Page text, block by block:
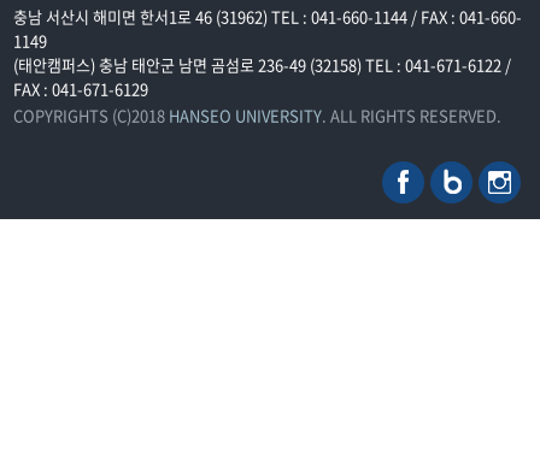
충남 서산시 해미면 한서1로 46 (31962) TEL : 041-660-1144 / FAX : 041-660-
1149
(태안캠퍼스) 충남 태안군 남면 곰섬로 236-49 (32158) TEL : 041-671-6122 /
FAX : 041-671-6129
COPYRIGHTS (C)2018 HANSEO UNIVERSITY. ALL RIGHTS RESERVED.